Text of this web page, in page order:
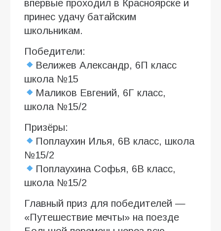
впервые проходил в Красноярске и
принес удачу батайским
школьникам.
Победители:
Велижев Александр, 6П класс
школа №15
Маликов Евгений, 6Г класс,
школа №15/2
Призёры:
Поплаухин Илья, 6В класс, школа
№15/2
Поплаухина Софья, 6В класс,
школа №15/2
Главный приз для победителей —
«Путешествие мечты» на поезде